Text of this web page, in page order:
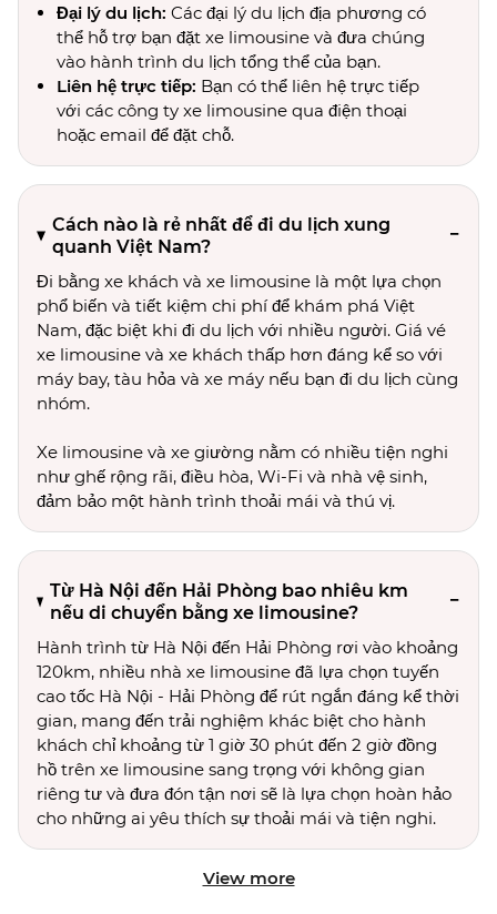
Đại lý du lịch: Các đại lý du lịch địa phương có
thể hỗ trợ bạn đặt xe limousine và đưa chúng
vào hành trình du lịch tổng thể của bạn.
Liên hệ trực tiếp: Bạn có thể liên hệ trực tiếp
với các công ty xe limousine qua điện thoại
hoặc email để đặt chỗ.
Cách nào là rẻ nhất để đi du lịch xung
quanh Việt Nam?
Đi bằng xe khách và xe limousine là một lựa chọn
phổ biến và tiết kiệm chi phí để khám phá Việt
Nam, đặc biệt khi đi du lịch với nhiều người. Giá vé
xe limousine và xe khách thấp hơn đáng kể so với
máy bay, tàu hỏa và xe máy nếu bạn đi du lịch cùng
nhóm.
Xe limousine và xe giường nằm có nhiều tiện nghi
như ghế rộng rãi, điều hòa, Wi-Fi và nhà vệ sinh,
đảm bảo một hành trình thoải mái và thú vị.
Từ Hà Nội đến Hải Phòng bao nhiêu km
nếu di chuyển bằng xe limousine?
Hành trình từ Hà Nội đến Hải Phòng rơi vào khoảng
120km, nhiều nhà xe limousine đã lựa chọn tuyến
cao tốc Hà Nội - Hải Phòng để rút ngắn đáng kể thời
gian, mang đến trải nghiệm khác biệt cho hành
khách chỉ khoảng từ 1 giờ 30 phút đến 2 giờ đồng
hồ trên xe limousine sang trọng với không gian
riêng tư và đưa đón tận nơi sẽ là lựa chọn hoàn hảo
cho những ai yêu thích sự thoải mái và tiện nghi.
View more